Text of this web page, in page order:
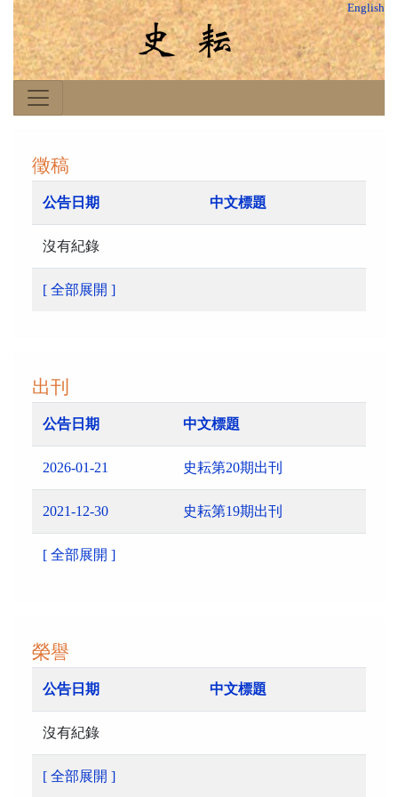
English
徵稿
公告日期 中文標題
沒有紀錄
[ 全部展開 ]
出刊
公告日期 中文標題
2026-01-21 史耘第20期出刊
2021-12-30 史耘第19期出刊
[ 全部展開 ]
榮譽
公告日期 中文標題
沒有紀錄
[ 全部展開 ]